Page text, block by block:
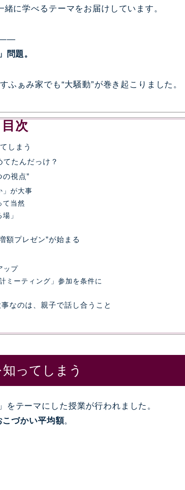
に学べるテーマをお届けしています。
——
問題。
ぁみ家でも“大騒動”が巻き起こりました。
目次
しまう
たんだっけ？
視点”
が大事
当然
」
額プレゼン”が始まる
ップ
ミーティング」参加を条件に
なのは、親子で話し合うこと
ってしまう
テーマにした授業が行われました。
づかい平均額。